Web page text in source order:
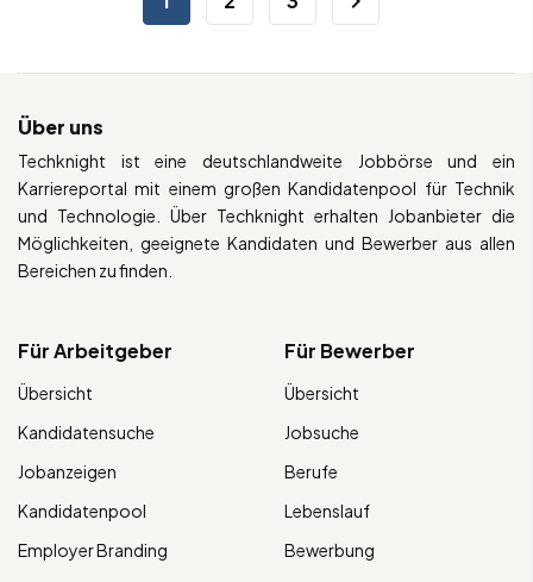
Über uns
Techknight ist eine deutschlandweite Jobbörse und ein
Karriereportal mit einem großen Kandidatenpool für Technik
und Technologie. Über Techknight erhalten Jobanbieter die
Möglichkeiten, geeignete Kandidaten und Bewerber aus allen
Bereichen zu finden.
Für Arbeitgeber
Übersicht
Kandidatensuche
Jobanzeigen
Kandidatenpool
Employer Branding
Für Bewerber
Übersicht
Jobsuche
Berufe
Lebenslauf
Bewerbung